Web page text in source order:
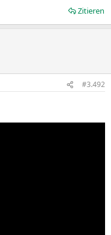
Zitieren
#3.492